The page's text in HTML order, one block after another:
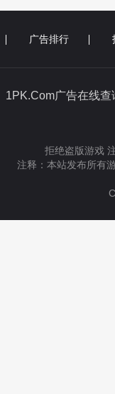
广告排行
1PK.Com广告在
拒绝盗版游戏
注释：本站发布所有